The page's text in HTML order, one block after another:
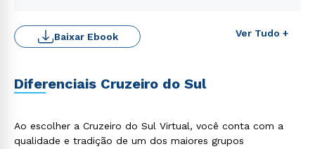
Ver Tudo +
Baixar Ebook
Diferenciais Cruzeiro do Sul
Ao escolher a Cruzeiro do Sul Virtual, você conta com a
qualidade e tradição de um dos maiores grupos